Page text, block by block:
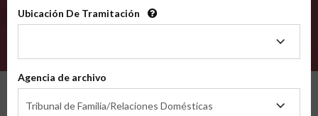
Ubicación De Tramitación
Tramitación
Agencia de archivo
Tribunal de Familia/Relaciones Domésticas
de